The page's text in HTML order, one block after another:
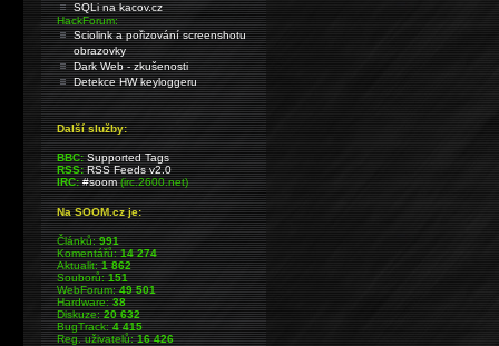
SQLi na kacov.cz
HackForum:
Sciolink a pořizování screenshotu
obrazovky
Dark Web - zkušenosti
Detekce HW keyloggeru
Další služby:
BBC: Supported Tags
RSS: RSS Feeds v2.0
IRC: #soom(irc.2600.net)
Na SOOM.cz je:
Článků:991
Komentářů:14 274
Aktualit:1 862
Souborů:151
WebForum:49 501
Hardware:38
Diskuze:20 632
BugTrack:4 415
Reg. uživatelů:16 426